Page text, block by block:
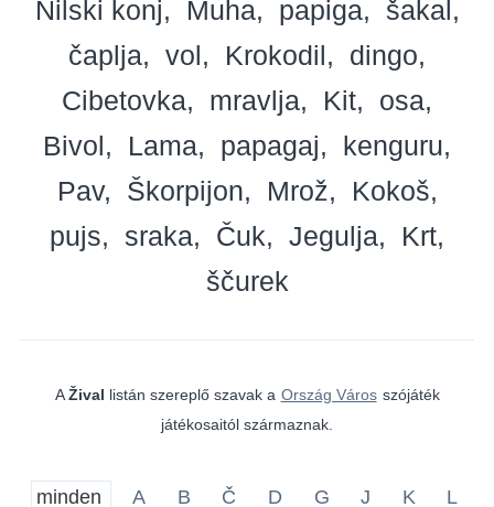
Nilski konj
Muha papiga
šakal
čaplja
vol Krokodil
dingo
Cibetovka
mravlja Kit
osa
Bivol
Lama papagaj
kenguru
Pav
Škorpijon Mrož
Kokoš
pujs
sraka Čuk Jegulja
Krt
ščurek
AŽival listán szereplő szavak a Ország Város szójáték
játékosaitól származnak.
minden A B Č D G J K L